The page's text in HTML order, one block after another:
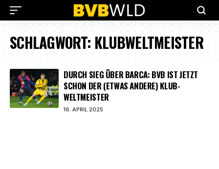
SCHLAGWORT:KLUBWELTMEISTER
DURCH SIEG ÜBER BARCA: BVB IST JETZT
SCHON DER (ETWAS ANDERE) KLUB-
WELTMEISTER
16. APRIL 2025